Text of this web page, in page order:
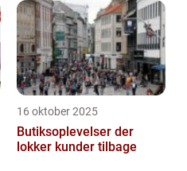
16 oktober 2025
Butiksoplevelser der
lokker kunder tilbage